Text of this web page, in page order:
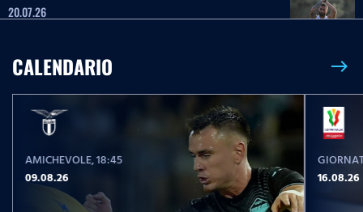
20.07.26
24.05.26
Highlights Serie A Enilive | Lazio-Pisa 2-1
17.05.26
Highlights Serie A Women Athora | Fiorentina-
Lazio Women 2-1
CALENDARIO east
AMICHEVOLE, 18:45
09.08.26
16.08.26